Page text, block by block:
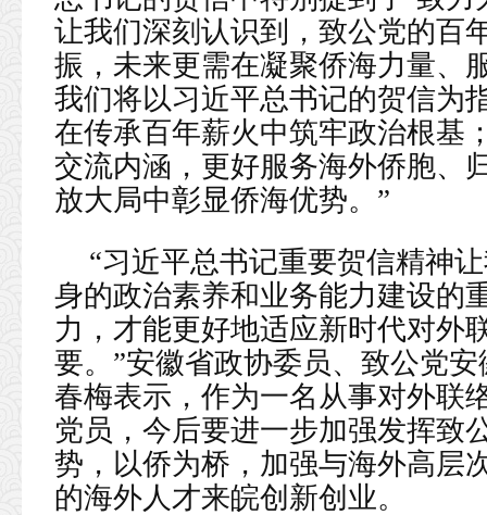
让我们深刻认识到，致公党的百
振，未来更需在凝聚侨海力量、
我们将以习近平总书记的贺信为
在传承百年薪火中筑牢政治根基
交流内涵，更好服务海外侨胞、
放大局中彰显侨海优势。”
“习近平总书记重要贺信精神
身的政治素养和业务能力建设的
力，才能更好地适应新时代对外
要。”安徽省政协委员、致公党
春梅表示，作为一名从事对外联
党员，今后要进一步加强发挥致
势，以侨为桥，加强与海外高层
的海外人才来皖创新创业。